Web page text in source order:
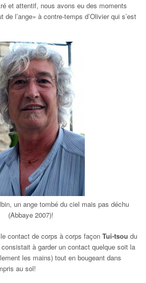
et attentif, nous avons eu des moments
l’ange» à contre-temps d’Olivier qui s’est
un ange tombé du ciel mais pas déchu
(Abbaye 2007)!
contact de corps à corps façonTui-tsou du
consistait à garder un contact quelque soit la
les mains) tout en bougeant dans
au sol!